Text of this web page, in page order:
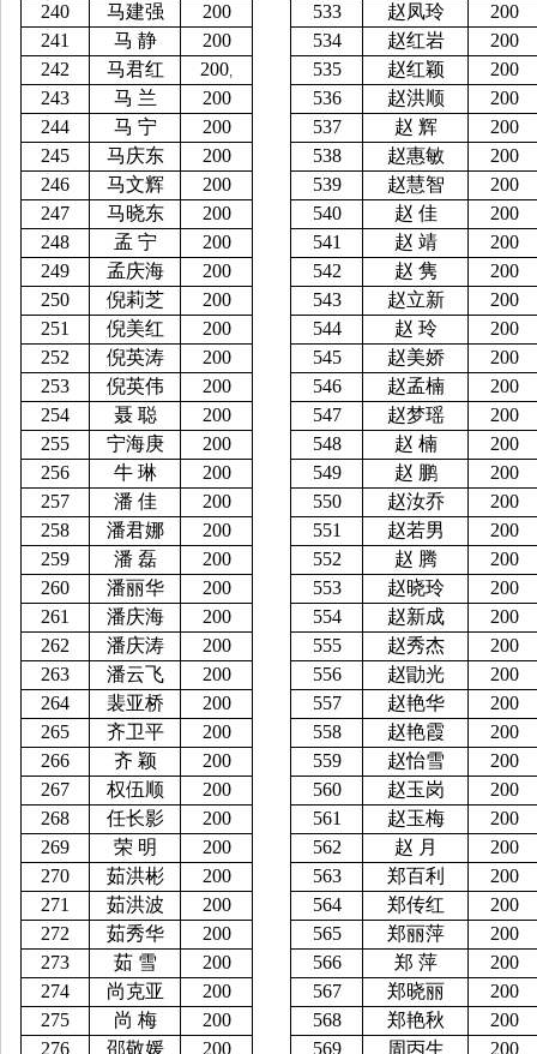
240
马建强 200 533 赵凤玲
200
241
马 静 200 534 赵红岩
200
242
马君红 200, 535 赵红颖
200
243
马 兰 200 536 赵洪顺
200
244
马 宁 200 537 赵 辉
200
245
马庆东 200 538 赵惠敏
200
246
马文辉 200 539 赵慧智
200
247
马晓东 200 540 赵 佳
200
248
孟 宁 200 541 赵 靖
200
249
孟庆海 200 542 赵 隽
200
250
倪莉芝 200 543 赵立新
200
251
倪美红 200 544 赵 玲
200
252
倪英涛 200 545 赵美娇
200
253
倪英伟 200 546 赵孟楠
200
254
聂聪 200 547 赵梦瑶
200
255
宁海庚 200 548 赵 楠
200
256
牛琳 200 549 赵 鹏
200
257
潘 佳 200 550 赵汝乔
200
258
潘君娜 200 551 赵若男
200
259
潘 磊 200 552 赵 腾
200
260
潘丽华 200 553 赵晓玲
200
261
潘庆海 200 554 赵新成
200
262
潘庆涛 200 555 赵秀杰
200
263
潘云飞 200 556 赵勖光
200
264
裴亚桥 200 557 赵艳华
200
265
齐卫平 200 558 赵艳霞
200
266
齐 颖 200 559 赵怡雪
200
267
权伍顺 200 560 赵玉岗
200
268
任长影 200 561 赵玉梅
200
269
荣明 200 562 赵 月
200
270
茹洪彬 200 563 郑百利
200
271
茹洪波 200 564 郑传红
200
272
茹秀华 200 565 郑丽萍
200
273
茹雪 200 566 郑 萍
200
274
尚克亚 200 567 郑晓丽
200
275
尚 梅 200 568 郑艳秋
200
276
邵敬媛 200 569 周丙生 200